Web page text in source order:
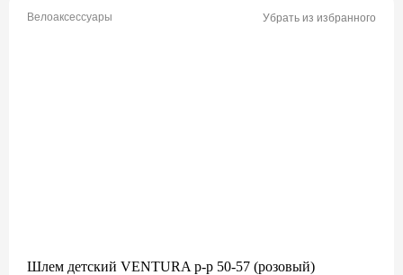
Велоаксессуары Убрать из избранного
Шлем детский VENTURA р-р 50-57 (розовый)